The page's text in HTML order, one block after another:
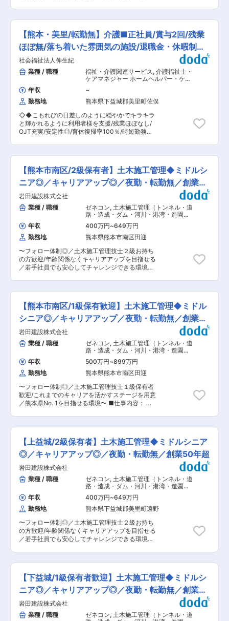
タッフ一人ひとりの個性を活かしながら、利用者
様にとって安心して過ごせる“もう一つの居場
所”をつくる中核的役割です。 ■職種詳細： ・ホ
ーム運営管理 ・スタッフマネジメント・育成・定
着 ・入居促進（ホーム見学対応等） ・収支等、
ホームの数値管理 ・関係各所との調整（地域活動
への参加も） など ■この仕事の魅力 本ポジシ
ョンでは、単なる現場管理にとどまらず、運営・
人材・サービス品質の三位一体で施設づくりをリ
ードしていただきます。 具体的には、グループホ
ームの運営管理全般として、スタッフの育成・マ
ネジメント・定着支援を中心に、利用者様へのサ
ービス品質の向上に取り組んでいただきます。現
場で働く職員一人ひとりの強みや個性を引き出し
ながら、チームとしての力を最大化していくこと
が重要なミッションです。 また、入居促進に向け
す。さらに、収支管理や稼働率の改善など数値面
の管理も行い、経営視点を持ちながら施設全体を
マネジメントできる点も特徴です。 ■「こもれ
び」の由来： ある寒い冬の朝のこと、冷たくなっ
た指先に息をふきかけながら洗濯物を干しており
ました。するといつの間にか背中がほんのり暖か
くなり、つい手を止めてしまいました。それは晴
れた空に輝くお陽さまの陽差しでした。その陽差
しはやさしく静かに心の中までしみて来て、とて
もおだやかな気持ちになりました。お陽さまはき
っとこうしてどんな人々の背中にも平等に暖かく
やさしいぬくもりを与えてくださっているのだろ
うなと心深く感じ、そんなお陽さまとの思い出が
達の笑い声に満ちていたこの場所に、今度は永い
人生を歩いて来られた先輩方をお迎えするのに、
た。そしてそれは緑の木の葉の間から差してくる
光の、やさしくおだやかでそれでいてキラキラと
輝いている「こもれび」だと思いこの名前をつけ
【熊本・美里/転勤無】介護■正社員/賞与2回/残業
ほぼ無/落ち着いた雰囲気の施設/退職金・休暇制度
◎
社会福祉法人伸生紀
業種 / 職種
福祉・介護関連サービス, 介護福祉士・
ケアマネジャー ホームヘルパー・ケア
年収
~
勤務地
熊本県下益城郡美里町佐俣
◇◆こもれびの日差しのように穏やかでキラキラ
と輝かれるように利用者様を支援/残業ほぼなし/
OJT充実/安定性◎/育休復帰率100％/時短勤務も
活を支援して頂きます。 <詳細> ・排泄介護、食
事介助、服薬介助 ・入浴・身体の清拭・シャワー
浴 ・更衣・洗面・整容 ・起床・就寝介助 ・清
掃・一般的な調理・ベッドメイク・買物・薬の受
取り ・病院受診時の送迎および付き添いなど ※
上記業務は、手順が書かれたシートを確認しなが
ら実施するため、時間帯ごとの業務を把握しやす
く、漏れなく業務を遂行できます。 長い人生を歩
んで来られた先輩方に、暖かくやさしい心をもっ
て、「おもてなし」を提供し、日々おだやかで楽
しくすごして頂けるように、サポートを行いま
をとり、教育担当のシフトに合わせて一緒に働く
ので、「教える人によって違う」ということがな
く、一貫した指導で独り立ちまでが早いのも特徴
です。 また、現場にタブレット端末を導入し、
てくれる仲間たちが多いので、相談もしやすく働
きやすい環境です。 また、現場の『やってみた
い』という声を尊重し、固定観念にとらわれない
自由な発想や挑戦を応援しています。 ■働き方：
残業はほとんどなく、月平均3時間程度です。シ
フトは月初に希望を出していただき月末に確定し
ます。 希望を考慮しながらにはなりますが、連休
を取ることや有給も取得することが可能です。 夜
勤については1か月のうち5日程度ございますが、
夜勤手当を支給いたします。 育児休暇の取得率は
100％で復帰率も100％になります。時短勤務に
ついても相談できます。 ライフスタイルが変化し
ても理解あるところで仕事をすることができま
員として働いています。 男女比は男性４：女性６
です。 女性のリーダーも多く在籍しております。
【熊本市南区/2級保有者】土木施工管理◆ミドルシ
ニア◎／キャリアアップ◎／夜勤・転勤無／創業50
年超
岩田建設株式会社
業種 / 職種
ゼネコン, 土木施工管理（トンネル・道
路・造成・ダム・河川・港湾・造園な
ど） 土木施工管理（上下水道）
年収 400万円~649万円
勤務地
熊本県熊本市南区田迎
〜フォロー体制◎／土木施工管理技士２級お持ち
の方歓迎/年齢関係なくキャリアアップを目指せる
／若手社員でも安心してチャレンジできる環境〜
場は宇城管内がメインとなります。 ■当社の魅
力： ◇やりがい：建設業の役割「暮らしを創る」
「人命を守る」「地域経済を支える」を通して地
域貢献することでキャリアアップしていける。 ◇
戦略・ビジョン：明確な企業理念を土台とした明
確なビジョンを掲げ、熊本県の建設会社No. 1の達
成に向けて全社員が自身の役割でトップを目指し
ます。 ◇キャリアプラン：現場で活躍いただきな
がら1級土木施工管理技士の取得も目指していた
だけます！技術力で貢献したい方、育成で貢献し
たい方、それぞれのキャリアに併せた提案をさせ
ていただきます。 ■当社について： 創業54年！
業界のイメージを変えるべく、３K維新【熊本か
ら・建設を・かっこよく】を掲げ、熊本の建設業
No. 1に向かって進んでいます。建設業の役割であ
る「暮らしを創る」「人命を守る」「地域経済を
んでいて風通しの良い環境を求めている方、転職
を考えている方にもオススメ！ これまでの経験を
さらに磨き、キャリアアップしていきませんか？
一緒に熊本県No. 1の景色を目指してくれる仲間が
欲しいです！ 一度お話だけでも聞いてみません
か？ ■当社の強み／取り組み： ・建設業の工事
件数が減少している中、弊社では前年同水準の件
数を確保し続けている環境があります。 ・地域の
皆様の安全な暮らしをお守りするため、定期的な
安全会議や安全パトロールの実施、徹底した情報
の共有化を行い、全社員の安全意識の向上に努め
ています。 ・安心かつ快適な生活環境を継続的に
ご利用いただくために一つ一つの行程にこだわ
で、施工品質向上に取り組んでいます。 ・共に暮
らす社会の一員として、清掃活動、地域イベント
ル）、災害復旧活動など積極的に社会貢献活動に
取り組んでいます。
【熊本市南区/1級保有歓迎】土木施工管理◆ミドル
シニア◎／キャリアアップ／夜勤・転勤無／創業50
年超
岩田建設株式会社
業種 / 職種
ゼネコン, 土木施工管理（トンネル・道
路・造成・ダム・河川・港湾・造園な
ど） 土木施工管理（上下水道）
年収 500万円~899万円
勤務地
熊本県熊本市南区田迎
〜フォロー体制◎／土木施工管理技士１級保有者
歓迎/これまでのキャリアを活かすステージを用意
／熊本県No. 1を目指せる環境〜 ■仕事内容： ・
工図作成 ※現場は宇城管内がメインとなります。
■当社の魅力： ◇やりがい：建設業の役割「暮ら
しを創る」「人命を守る」「地域経済を支える」
を通して地域貢献することでキャリアアップして
いける。 ◇戦略・ビジョン：明確な企業理念を土
台とした明確なビジョンを掲げ、熊本県の建設会
社No. 1の達成に向けて全社員が自身の役割でトッ
プを目指します。 ◇キャリアプラン：それぞれの
キャリアに併せて評価をさせていただいており、
技術力を還元していく方、若手社員を育成してい
く方、など個人の願望に寄り添った育成プランの
提案をします。 ■当社について： 創業54年！業
界のイメージを変えるべく、３K維新【熊本か
ら・建設を・かっこよく】を掲げ、熊本の建設業
No. 1に向かって進んでいます。建設業の役割であ
る「暮らしを創る」「人命を守る」「地域経済を
ャリアを活かして、更なる活躍をされたい方、 こ
れまでの技術を活かして最後の貢献先として後輩
育成していきたい方、 どちらの方にもご活躍いた
だける環境です！ 現在県内20位の弊社を一緒に
熊本県No. 1まで成長させていく仲間が欲しいで
す！ 一度お話だけでも聞いてみませんか？ ■当
【上益城/2級保有者】土木施工管理◆ミドルシニア
◎／キャリアアップ◎／夜勤・転勤無／創業50年超
岩田建設株式会社
業種 / 職種
ゼネコン, 土木施工管理（トンネル・道
路・造成・ダム・河川・港湾・造園な
ど） 土木施工管理（上下水道）
年収 400万円~649万円
勤務地
熊本県下益城郡美里町遠野
〜フォロー体制◎／土木施工管理技士２級お持ち
の方歓迎/年齢関係なくキャリアアップを目指せる
／若手社員でも安心してチャレンジできる環境〜
場は宇城管内がメインとなります。 ■当社の魅
力： ◇やりがい：建設業の役割「暮らしを創る」
「人命を守る」「地域経済を支える」を通して地
域貢献することでキャリアアップしていける。 ◇
戦略・ビジョン：明確な企業理念を土台とした明
確なビジョンを掲げ、熊本県の建設会社No. 1の達
成に向けて全社員が自身の役割でトップを目指し
【下益城/1級保有者歓迎】土木施工管理◆ミドルシ
ニア◎／キャリアアップ◎／夜勤・転勤無／創業50
年超
岩田建設株式会社
業種 / 職種
ゼネコン, 土木施工管理（トンネル・道